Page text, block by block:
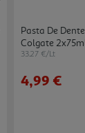
Pasta De
Colgate
33.27 €/Lt
4,99 €